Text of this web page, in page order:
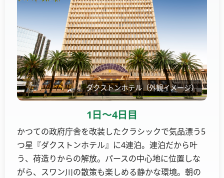
ダクストンホテル（外観イメージ）
1日〜4日目
かつての政府庁舎を改装したクラシックで気品漂う5
つ星『ダクストンホテル』に4連泊。連泊だから叶
う、荷造りからの解放。パースの中心地に位置しな
がら、スワン川の散策も楽しめる静かな環境。朝の